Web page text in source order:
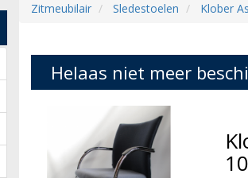
Zitmeubilair Sledestoelen Klober
Helaas niet meer